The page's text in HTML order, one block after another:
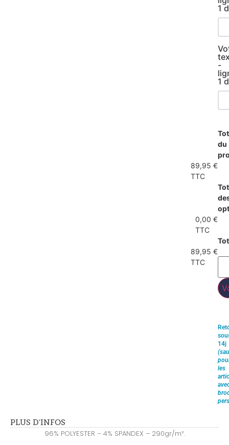
1
-
1
du
89,95 €
TTC
0,00 €
TTC
89,95 €
TTC
14j
les
PLUS D'INFOS
96% POLYESTER – 4% SPANDEX – 290gr/m².